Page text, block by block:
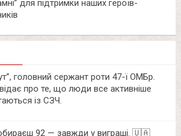
для підтримки наших героїв-
головний сержант роти 47-ї ОМБр.
про те, що люди все активніше
із СЗЧ.
92 — завжди у виграші. 🇺🇦